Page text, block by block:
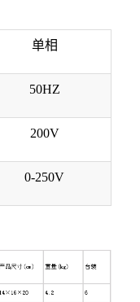
单相
50HZ
200V
0-250V